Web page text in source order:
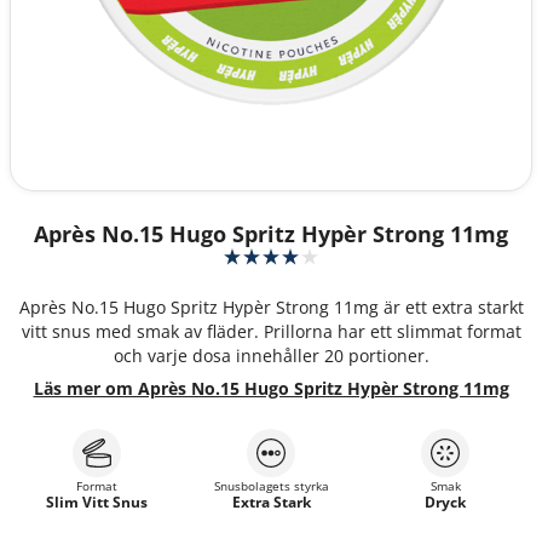
Après No.15 Hugo Spritz Hypèr Strong 11mg
Après No.15 Hugo Spritz Hypèr Strong 11mg är ett extra starkt
vitt snus med smak av fläder. Prillorna har ett slimmat format
och varje dosa innehåller 20 portioner.
Läs mer om Après No.15 Hugo Spritz Hypèr Strong 11mg
Format
Slim Vitt Snus
Snusbolagets styrka
Extra Stark
Smak
Dryck